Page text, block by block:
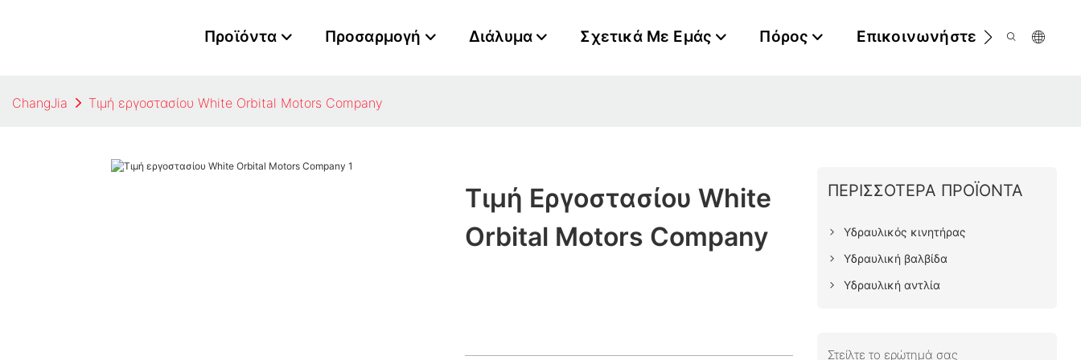
Προϊόντα Προσαρμογή Διάλυμα Σχετικά Με Εμάς Πόρος Επικοινωνήστε Μαζί Μας
ChangJia Τιμή εργοστασίου White Orbital Motors Company
Τιμή Εργοστασίου White
Orbital Motors Company
ΠΕΡΙΣΣΌΤΕΡΑ ΠΡΟΪΌΝΤΑ
Υδραυλικός κινητήρας
Υδραυλική βαλβίδα
Υδραυλική αντλία
Στείλτε το ερώτημά σας